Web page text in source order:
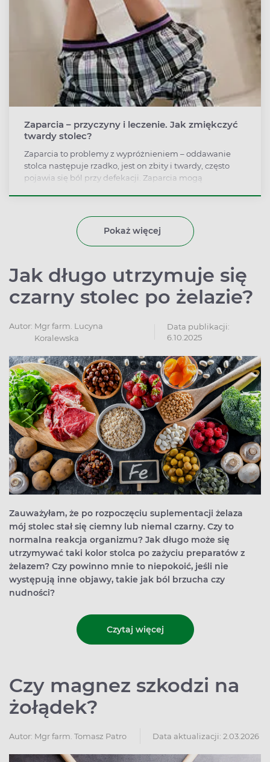
Zaparcia – przyczyny i leczenie. Jak zmiękczyć
twardy stolec?
Zaparcia to problemy z wypróżnieniem – oddawanie
stolca następuje rzadko, jest on zbity i twardy, często
pojawia się ból przy defekacji. Zaparcia mogą
modyfikacji diety oraz wprowadzeniu aktywności
fizycznej. Problem zaparć dotyczy około 30 proc.
populacji, częściej dotyczy kobiet. Bardzo często
Pokaż więcej
Jak długo utrzymuje się
czarny stolec po żelazie?
Autor: Mgr farm. Lucyna
Koralewska
Data publikacji:
6.10.2025
Zauważyłam, że po rozpoczęciu suplementacji żelaza
mój stolec stał się ciemny lub niemal czarny. Czy to
normalna reakcja organizmu? Jak długo może się
utrzymywać taki kolor stolca po zażyciu preparatów z
żelazem? Czy powinno mnie to niepokoić, jeśli nie
występują inne objawy, takie jak ból brzucha czy
nudności?
Czytaj więcej
Czy magnez szkodzi na
żołądek?
Autor: Mgr farm. Tomasz Patro Data aktualizacji: 2.03.2026